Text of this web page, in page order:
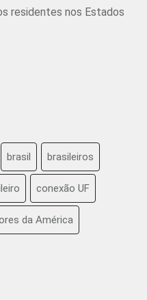
residentes nos Estados
brasil brasileiros
conexão UF
da América